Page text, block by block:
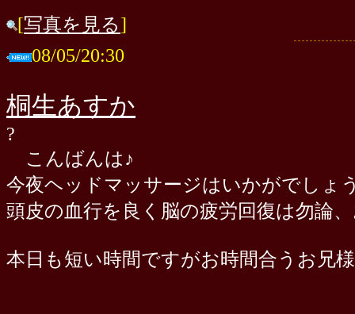
[写真を見る]
08/05/20:30
桐生あすか
?
こんばんは♪
今夜ヘッドマッサージはいかがでしょ
頭皮の血行を良く脳の疲労回復は勿論
本日も短い時間ですがお時間合うお兄